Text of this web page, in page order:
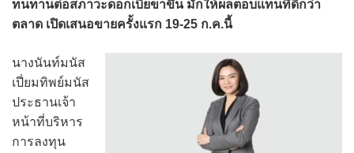
ทนทานต่อสภาวะดอกเบี้ยขาขึ้น มักให้ผลตอบแทนที่ดีกว่า
ตลาด เปิดเสนอขายครั้งแรก 19-25 ก.ค.นี้
นางนันท์มนัส
เปี่ยมทิพย์มนัส
ประธานเจ้า
หน้าที่บริหาร
การลงทุน